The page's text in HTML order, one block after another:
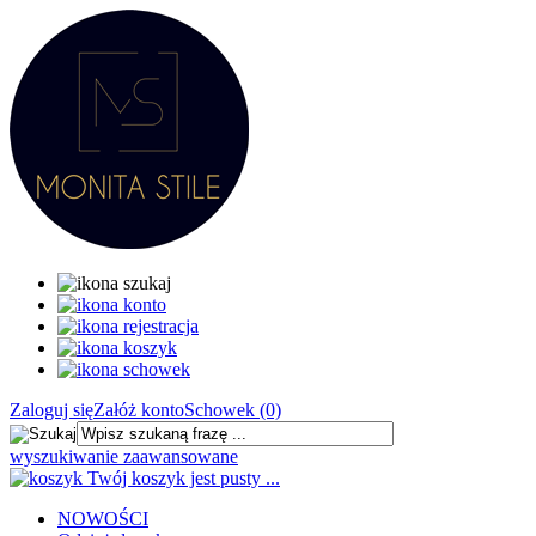
Zaloguj sięZałóż kontoSchowek (0)
wyszukiwanie zaawansowane
Twój koszyk jest pusty ...
NOWOŚCI